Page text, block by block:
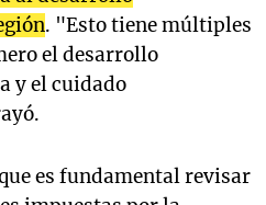
. "Esto tiene múltiples
el desarrollo
y el cuidado
es fundamental revisar